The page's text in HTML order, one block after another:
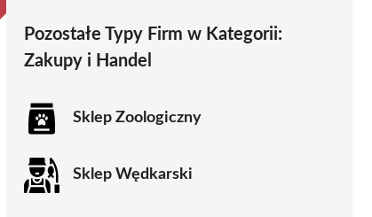
Pozostałe Typy Firm w Kategorii:
Zakupy i Handel
Sklep Zoologiczny
Sklep Wędkarski